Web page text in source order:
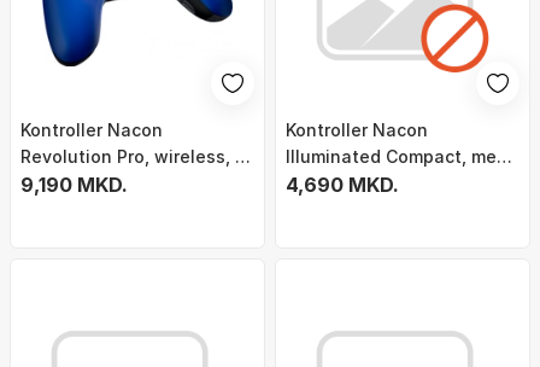
Kontroller Nacon
Revolution Pro, wireless, i
kaltër
9,190 MKD.
Kontroller Nacon
Illuminated Compact, me
kabllo, i tejdukshëm / i kuq
4,690 MKD.